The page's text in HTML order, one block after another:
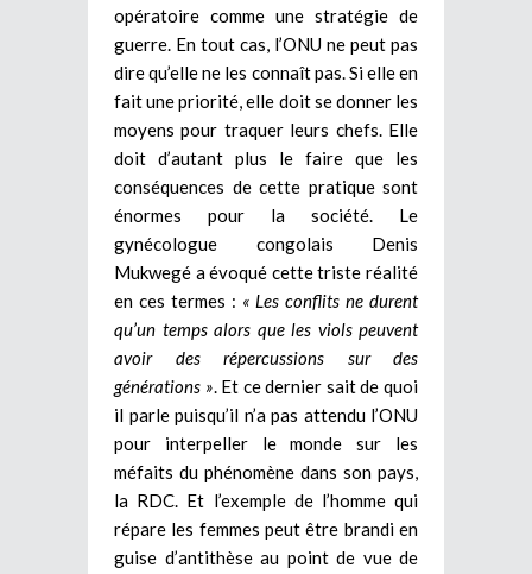
opératoire comme une stratégie de
guerre. En tout cas, l’ONU ne peut pas
dire qu’elle ne les connaît pas. Si elle en
fait une priorité, elle doit se donner les
moyens pour traquer leurs chefs. Elle
doit d’autant plus le faire que les
conséquences de cette pratique sont
énormes pour la société. Le
gynécologue congolais Denis
Mukwegé a évoqué cette triste réalité
en ces termes : « Les conflits ne durent
qu’un temps alors que les viols peuvent
avoir des répercussions sur des
générations ». Et ce dernier sait de quoi
il parle puisqu’il n’a pas attendu l’ONU
pour interpeller le monde sur les
méfaits du phénomène dans son pays,
la RDC. Et l’exemple de l’homme qui
répare les femmes peut être brandi en
guise d’antithèse au point de vue de